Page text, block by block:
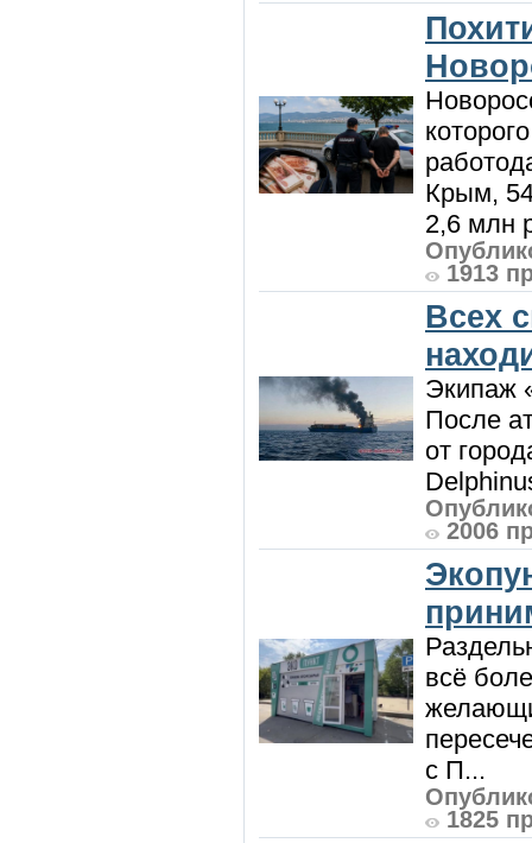
Крым,
2,6 млн
1913
Всех
Экипаж
После
от
2006
всё
с П...
1825